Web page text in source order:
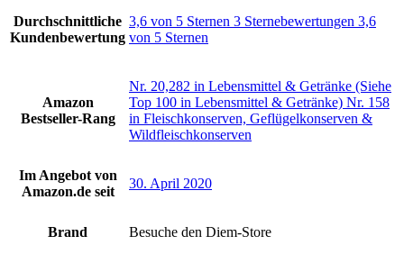
Durchschnittliche
Kundenbewertung
3,6 von 5 Sternen 3 Sternebewertungen 3,6
von 5 Sternen
Amazon
Bestseller-Rang
Nr. 20,282 in Lebensmittel & Getränke (Siehe
Top 100 in Lebensmittel & Getränke) Nr. 158
in Fleischkonserven, Geflügelkonserven &
Wildfleischkonserven
Im Angebot von
Amazon.de seit
30. April 2020
Brand Besuche den Diem-Store